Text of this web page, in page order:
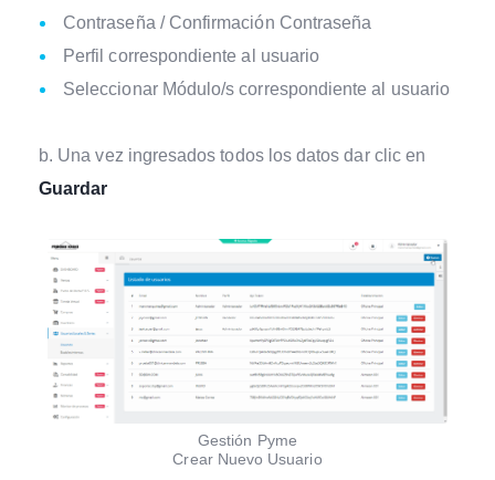
Contraseña / Confirmación Contraseña
Perfil correspondiente al usuario
Seleccionar Módulo/s correspondiente al usuario
b. Una vez ingresados todos los datos dar clic en
Guardar
Gestión Pyme
Crear Nuevo Usuario